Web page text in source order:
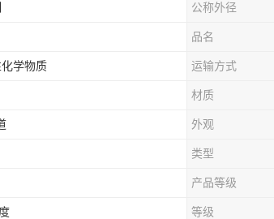
公称外径
品名
学物质 运输方式
材质
外观
类型
产品等级
等级